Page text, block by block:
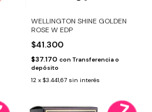
WELLINGTON SHINE GOLDEN
ROSE W EDP
$41.300
$37.170 con Transferencia o
depósito
12 x $3.441,67 sin interés